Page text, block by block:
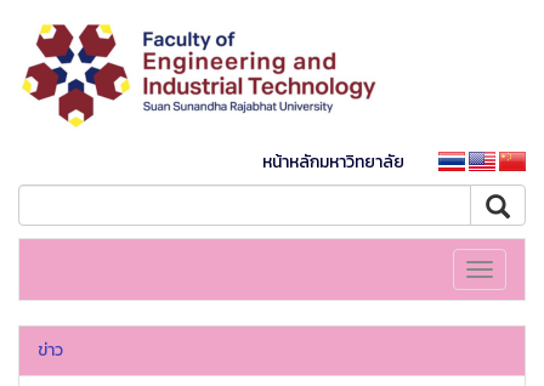
หน้าหลักมหาวิทยาลัย
Toggle
ข่าว